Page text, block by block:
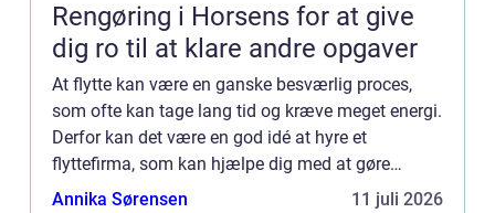
Rengøring i Horsens for at give
dig ro til at klare andre opgaver
At flytte kan være en ganske besværlig proces,
som ofte kan tage lang tid og kræve meget energi.
Derfor kan det være en god idé at hyre et
flyttefirma, som kan hjælpe dig med at gøre
flytteprocessen hurtige...
Annika Sørensen 11 juli 2026